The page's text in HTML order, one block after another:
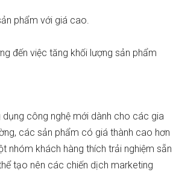
phẩm với giá cao.
đến việc tăng khối lượng sản phẩm
công nghệ mới dành cho các gia
các sản phẩm có giá thành cao hơn
nhóm khách hàng thích trải nghiệm sẵn
tạo nên các chiến dịch marketing